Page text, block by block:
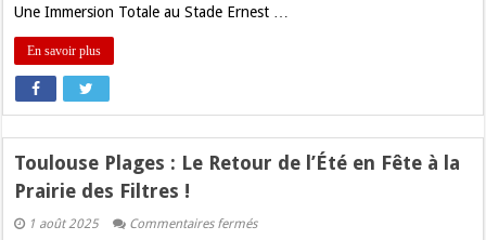
Une Immersion Totale au Stade Ernest …
En savoir plus
Toulouse Plages : Le Retour de l’Été en Fête à la
Prairie des Filtres !
1 août 2025 Commentaires ferméssur